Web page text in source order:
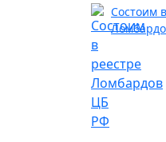
Состоим